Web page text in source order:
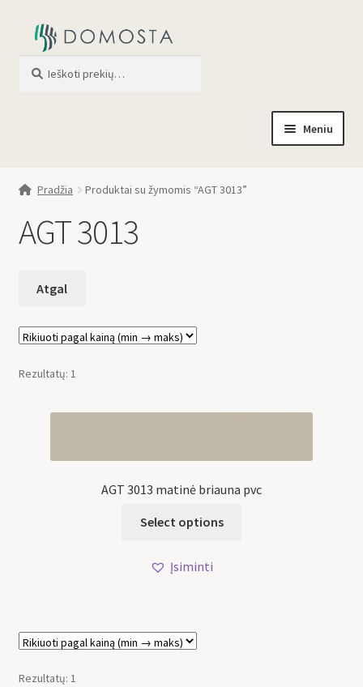
Meniu
Profilis
Pradžia Produktai su žymomis “AGT 3013”
AGT 3013
Rezultatų: 1
AGT 3013 matinė briauna pvc
Select options
Įsiminti
Rezultatų: 1